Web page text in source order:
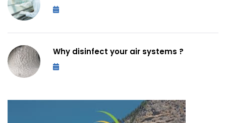
Why disinfect your air systems ?